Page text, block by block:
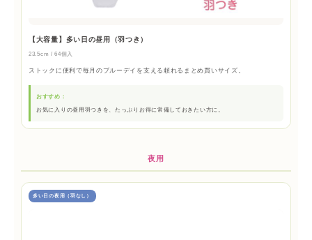
【大容量】多い日の昼用（羽つき）
23.5cm / 64個入
ストックに便利で毎月のブルーデイを支える頼れるまとめ買いサイズ。
おすすめ：
お気に入りの昼用羽つきを、たっぷりお得に常備しておきたい方に。
夜用
多い日の夜用（羽なし）